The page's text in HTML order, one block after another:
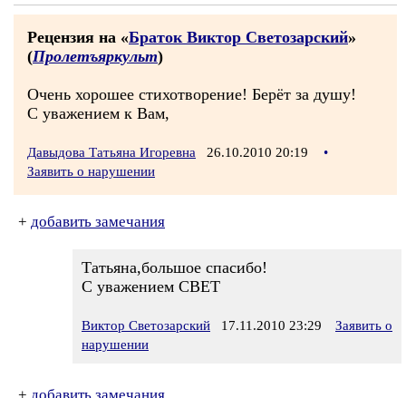
Рецензия на «Браток Виктор Светозарский»
(Пролетъяркульт)
Очень хорошее стихотворение! Берёт за душу!
С уважением к Вам,
Давыдова Татьяна Игоревна 26.10.2010 20:19
•
Заявить о нарушении
+ добавить замечания
Татьяна,большое спасибо!
С уважением СВЕТ
Виктор Светозарский 17.11.2010 23:29
Заявить о
нарушении